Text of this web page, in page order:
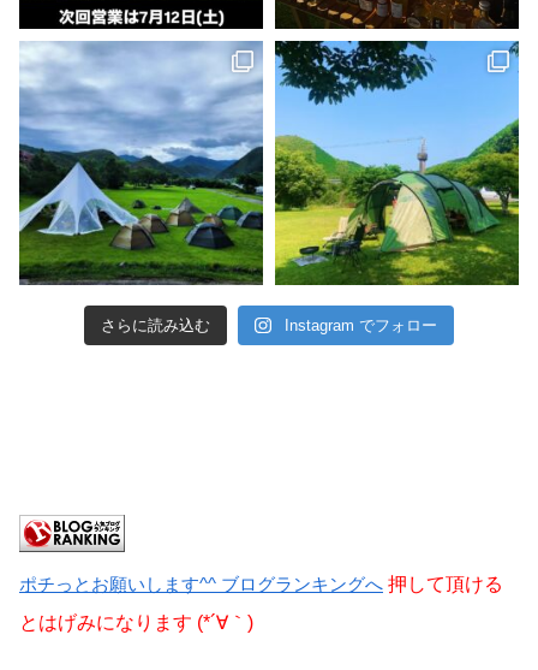
さらに読み込む Instagram でフォロー
ポチっとお願いします^^ ブログランキングへ 押して頂ける
とはげみになります (*´∀｀)